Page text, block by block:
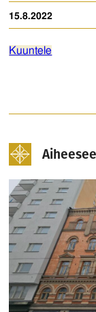
Tule mukaan
Hautausmaa
15.8.2022
Kuuntele